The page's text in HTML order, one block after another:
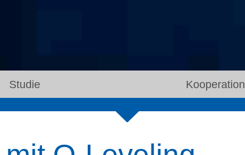
Studie Kooperation